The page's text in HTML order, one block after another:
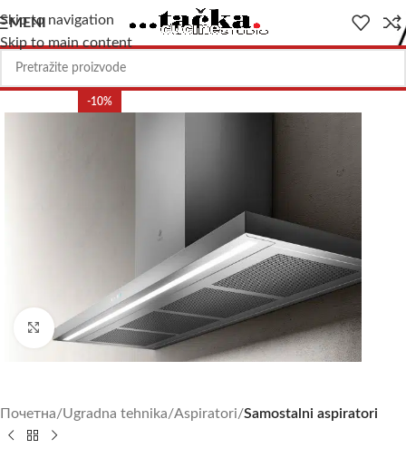
Skip to navigation
Skip to main content
MENI
-10%
Uvećajte sliku
Почетна Ugradna tehnika Aspiratori Samostalni aspiratori